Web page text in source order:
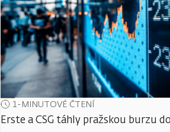
1-MINUTOVÉ ČTENÍ
Erste a CSG táhly pražskou burzu